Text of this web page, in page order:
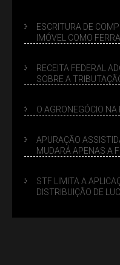
ESCRITURA DE
IMÓVEL COMO
RECEITA FEDERAL
SOBRE A
O AGRONEGÓCIO
APURAÇÃO
MUDARÁ APENAS A
STF LIMITA A
DISTRIBUIÇÃO DE